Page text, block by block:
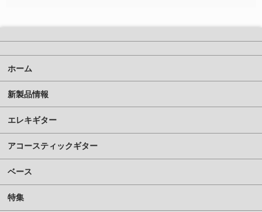
ホーム
新製品情報
エレキギター
アコースティックギター
ベース
特集